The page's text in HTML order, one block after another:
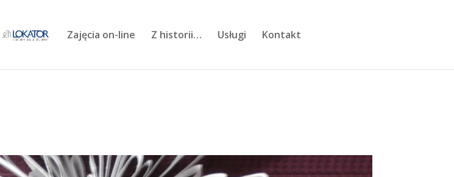
Zajęcia on-line Z historii… Usługi Kontakt